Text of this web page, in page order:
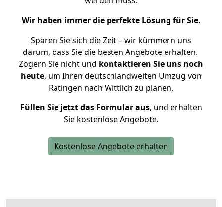
Wir haben immer die perfekte Lösung für Sie.
Sparen Sie sich die Zeit – wir kümmern uns
darum, dass Sie die besten Angebote erhalten.
Zögern Sie nicht und kontaktieren Sie uns noch
heute, um Ihren deutschlandweiten Umzug von
Ratingen nach Wittlich zu planen.
Füllen Sie jetzt das Formular aus, und erhalten
Sie kostenlose Angebote.
Kostenlose Angebote erhalten